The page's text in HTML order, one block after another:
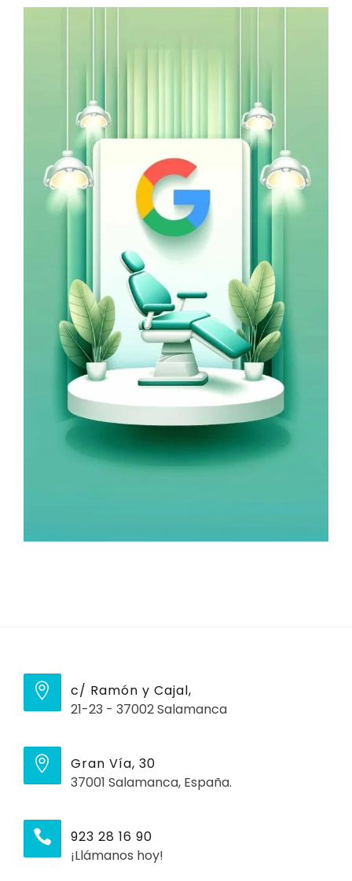
c/ Ramón y Cajal,
21-23 - 37002 Salamanca
Gran Vía, 30
37001 Salamanca, España.
923 28 16 90
¡Llámanos hoy!